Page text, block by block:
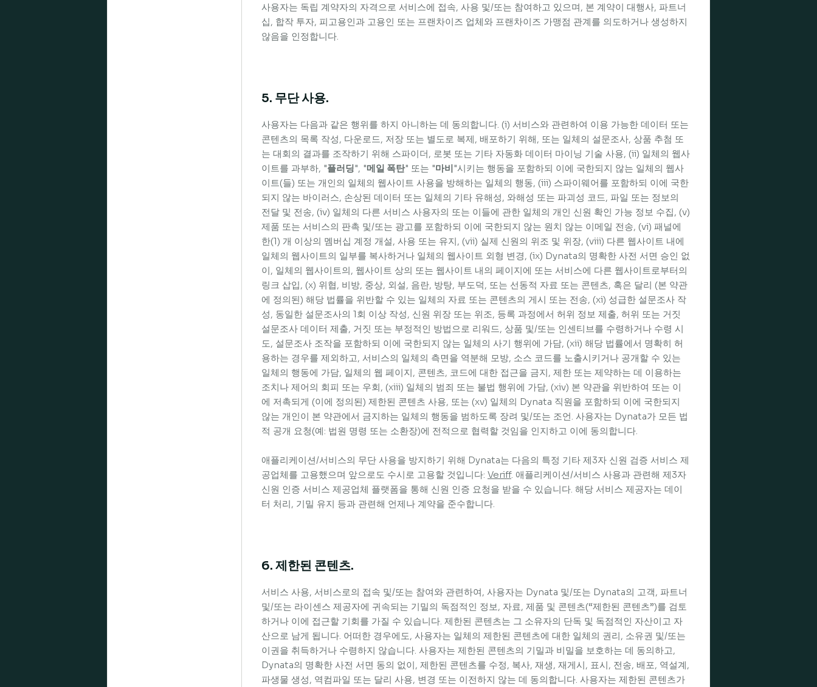
사용자는 독립 계약자의 자격으로 서비스에 접속, 사용 및/또는 참여하고 있으며, 본 계약이 대행사, 파트너
십, 합작 투자, 피고용인과 고용인 또는 프랜차이즈 업체와 프랜차이즈 가맹점 관계를 의도하거나 생성하지
않음을 인정합니다.
5. 무단 사용.
사용자는 다음과 같은 행위를 하지 아니하는 데 동의합니다. (i) 서비스와 관련하여 이용 가능한 데이터 또는
콘텐츠의 목록 작성, 다운로드, 저장 또는 별도로 복제, 배포하기 위해, 또는 일체의 설문조사, 상품 추첨 또
는 대회의 결과를 조작하기 위해 스파이더, 로봇 또는 기타 자동화 데이터 마이닝 기술 사용, (ii) 일체의 웹사
이트를 과부하, "플러딩", "메일 폭탄" 또는 "마비"시키는 행동을 포함하되 이에 국한되지 않는 일체의 웹사
이트(들) 또는 개인의 일체의 웹사이트 사용을 방해하는 일체의 행동, (iii) 스파이웨어를 포함하되 이에 국한
되지 않는 바이러스, 손상된 데이터 또는 일체의 기타 유해성, 와해성 또는 파괴성 코드, 파일 또는 정보의
전달 및 전송, (iv) 일체의 다른 서비스 사용자의 또는 이들에 관한 일체의 개인 신원 확인 가능 정보 수집, (v)
제품 또는 서비스의 판촉 및/또는 광고를 포함하되 이에 국한되지 않는 원치 않는 이메일 전송, (vi) 패널에
한(1) 개 이상의 멤버십 계정 개설, 사용 또는 유지, (vii) 실제 신원의 위조 및 위장, (viii) 다른 웹사이트 내에
일체의 웹사이트의 일부를 복사하거나 일체의 웹사이트 외형 변경, (ix) Dynata의 명확한 사전 서면 승인 없
이, 일체의 웹사이트의, 웹사이트 상의 또는 웹사이트 내의 페이지에 또는 서비스에 다른 웹사이트로부터의
링크 삽입, (x) 위협, 비방, 중상, 외설, 음란, 방탕, 부도덕, 또는 선동적 자료 또는 콘텐츠, 혹은 달리 (본 약관
에 정의된) 해당 법률을 위반할 수 있는 일체의 자료 또는 콘텐츠의 게시 또는 전송, (xi) 성급한 설문조사 작
성, 동일한 설문조사의 1회 이상 작성, 신원 위장 또는 위조, 등록 과정에서 허위 정보 제출, 허위 또는 거짓
설문조사 데이터 제출, 거짓 또는 부정적인 방법으로 리워드, 상품 및/또는 인센티브를 수령하거나 수령 시
도, 설문조사 조작을 포함하되 이에 국한되지 않는 일체의 사기 행위에 가담, (xii) 해당 법률에서 명확히 허
용하는 경우를 제외하고, 서비스의 일체의 측면을 역분해 모방, 소스 코드를 노출시키거나 공개할 수 있는
일체의 행동에 가담, 일체의 웹 페이지, 콘텐츠, 코드에 대한 접근을 금지, 제한 또는 제약하는 데 이용하는
조치나 제어의 회피 또는 우회, (xiii) 일체의 범죄 또는 불법 행위에 가담, (xiv) 본 약관을 위반하여 또는 이
에 저촉되게 (이에 정의된) 제한된 콘텐츠 사용, 또는 (xv) 일체의 Dynata 직원을 포함하되 이에 국한되지
않는 개인이 본 약관에서 금지하는 일체의 행동을 범하도록 장려 및/또는 조언. 사용자는 Dynata가 모든 법
적 공개 요청(예: 법원 명령 또는 소환장)에 전적으로 협력할 것임을 인지하고 이에 동의합니다.
애플리케이션/서비스의 무단 사용을 방지하기 위해 Dynata는 다음의 특정 기타 제3자 신원 검증 서비스 제
공업체를 고용했으며 앞으로도 수시로 고용할 것입니다: Veriff. 애플리케이션/서비스 사용과 관련해 제3자
신원 인증 서비스 제공업체 플랫폼을 통해 신원 인증 요청을 받을 수 있습니다. 해당 서비스 제공자는 데이
터 처리, 기밀 유지 등과 관련해 언제나 계약을 준수합니다.
6. 제한된 콘텐츠.
서비스 사용, 서비스로의 접속 및/또는 참여와 관련하여, 사용자는 Dynata 및/또는 Dynata의 고객, 파트너
및/또는 라이센스 제공자에 귀속되는 기밀의 독점적인 정보, 자료, 제품 및 콘텐츠(“제한된 콘텐츠”)를 검토
하거나 이에 접근할 기회를 가질 수 있습니다. 제한된 콘텐츠는 그 소유자의 단독 및 독점적인 자산이고 자
산으로 남게 됩니다. 어떠한 경우에도, 사용자는 일체의 제한된 콘텐츠에 대한 일체의 권리, 소유권 및/또는
이권을 취득하거나 수령하지 않습니다. 사용자는 제한된 콘텐츠의 기밀과 비밀을 보호하는 데 동의하고,
Dynata의 명확한 사전 서면 동의 없이, 제한된 콘텐츠를 수정, 복사, 재생, 재게시, 표시, 전송, 배포, 역설계,
파생물 생성, 역컴파일 또는 달리 사용, 변경 또는 이전하지 않는 데 동의합니다. 사용자는 제한된 콘텐츠가